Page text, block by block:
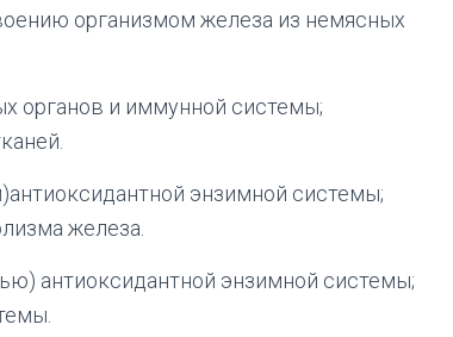
организмом железа из немясных
органов и иммунной системы;
энзимной системы;
железа.
антиоксидантной энзимной системы;